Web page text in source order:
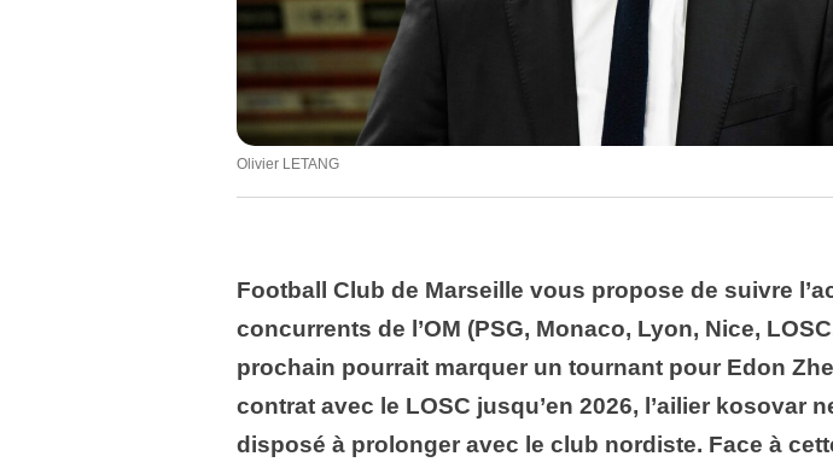
Olivier LETANG
Football Club de Marseille vous propose de suivre
concurrents de l’OM (PSG, Monaco, Lyon, Nice,
prochain pourrait marquer un tournant pour Edon
contrat avec le LOSC jusqu’en 2026, l’ailier kosovar
disposé à prolonger avec le club nordiste. Face à